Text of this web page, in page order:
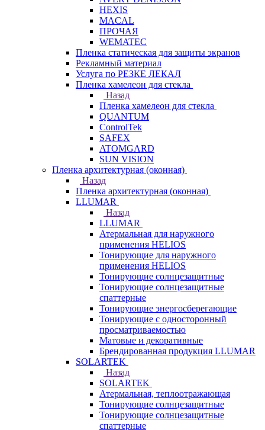
HEXIS
MACAL
ПРОЧАЯ
WEMATEC
Пленка статическая для защиты экранов
Рекламный материал
Услуга по РЕЗКЕ ЛЕКАЛ
Пленка хамелеон для стекла
Назад
Пленка хамелеон для стекла
QUANTUM
ControlTek
SAFEX
ATOMGARD
SUN VISION
Пленка архитектурная (оконная)
Назад
Пленка архитектурная (оконная)
LLUMAR
Назад
LLUMAR
Атермальная для наружного
применения HELIOS
Тонирующие для наружного
применения HELIOS
Тонирующие солнцезащитные
Тонирующие солнцезащитные
спаттерные
Тонирующие энергосберегающие
Тонирующие с односторонный
просматриваемостью
Матовые и декоративные
Брендированная продукция LLUMAR
SOLARTEK
Назад
SOLARTEK
Атермальная, теплоотражающая
Тонирующие солнцезащитные
Тонирующие солнцезащитные
спаттерные